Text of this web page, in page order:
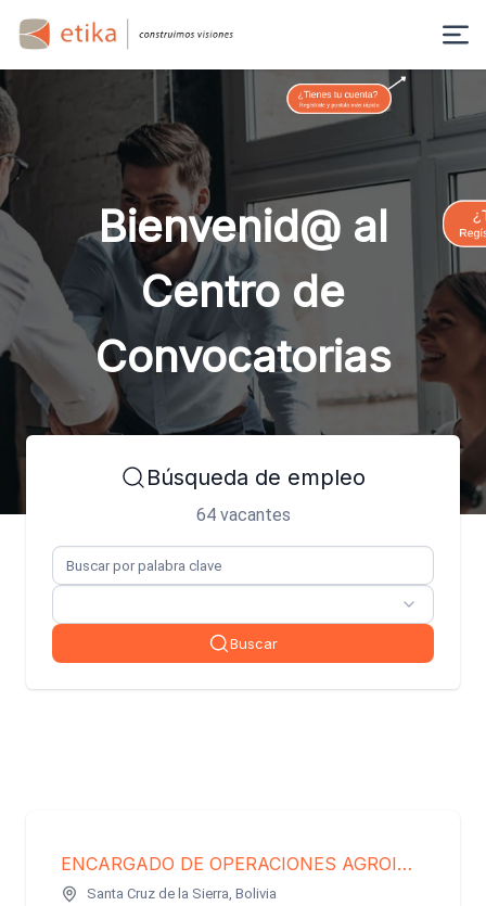
Bienvenid@ al
Centro de
Convocatorias
Búsqueda de empleo
64 vacantes
Buscar
ENCARGADO DE OPERACIONES AGROINDUSTRIALES
Santa Cruz de la Sierra, Bolivia